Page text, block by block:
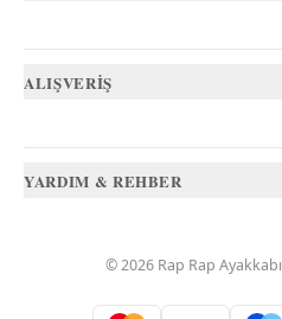
ALIŞVERİŞ
YARDIM & REHBER
©2026 Rap Rap Ayakkabı